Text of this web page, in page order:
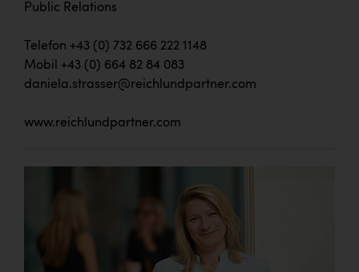
Public Relations
Telefon +43 (0) 732 666 222 1148
Mobil +43 (0) 664 82 84 083
daniela.strasser@reichlundpartner.com
www.reichlundpartner.com